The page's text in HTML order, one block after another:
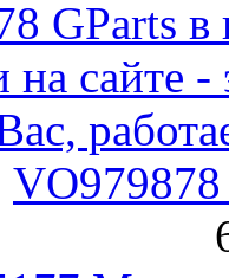
VO979878